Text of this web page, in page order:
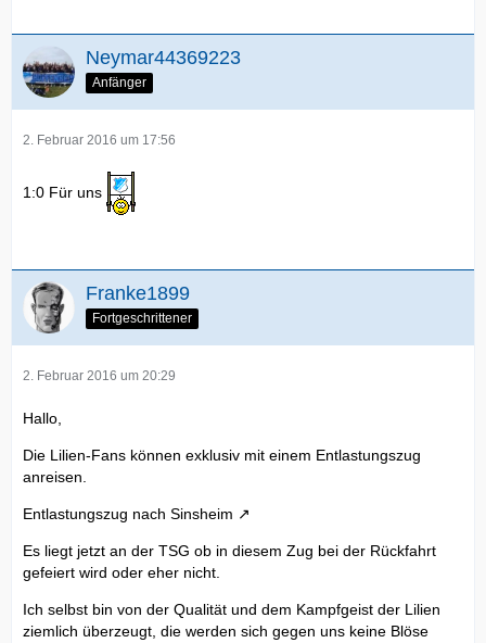
Neymar44369223
Anfänger
2. Februar 2016 um 17:56
1:0 Für uns
Franke1899
Fortgeschrittener
2. Februar 2016 um 20:29
Hallo,
Die Lilien-Fans können exklusiv mit einem Entlastungszug
anreisen.
Entlastungszug nach Sinsheim
Es liegt jetzt an der TSG ob in diesem Zug bei der Rückfahrt
gefeiert wird oder eher nicht.
Ich selbst bin von der Qualität und dem Kampfgeist der Lilien
ziemlich überzeugt, die werden sich gegen uns keine Blöse